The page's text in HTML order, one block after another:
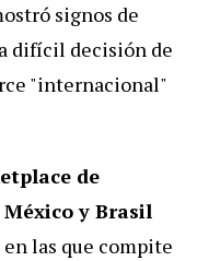
signos de
difícil decisión de
"internacional"
de
y Brasil
en las que compite